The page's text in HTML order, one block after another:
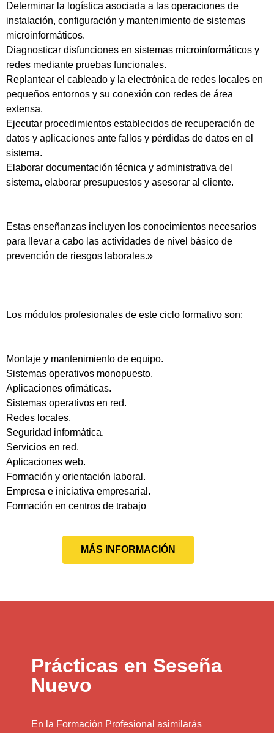
Determinar la logística asociada a las operaciones de
instalación, configuración y mantenimiento de sistemas
microinformáticos.
Diagnosticar disfunciones en sistemas microinformáticos y
redes mediante pruebas funcionales.
Replantear el cableado y la electrónica de redes locales en
pequeños entornos y su conexión con redes de área
extensa.
Ejecutar procedimientos establecidos de recuperación de
datos y aplicaciones ante fallos y pérdidas de datos en el
sistema.
Elaborar documentación técnica y administrativa del
sistema, elaborar presupuestos y asesorar al cliente.
Estas enseñanzas incluyen los conocimientos necesarios
para llevar a cabo las actividades de nivel básico de
prevención de riesgos laborales.»
Los módulos profesionales de este ciclo formativo son:
Montaje y mantenimiento de equipo.
Sistemas operativos monopuesto.
Aplicaciones ofimáticas.
Sistemas operativos en red.
Redes locales.
Seguridad informática.
Servicios en red.
Aplicaciones web.
Formación y orientación laboral.
Empresa e iniciativa empresarial.
Formación en centros de trabajo
MÁS INFORMACIÓN
Prácticas en Seseña
Nuevo
En la Formación Profesional asimilarás